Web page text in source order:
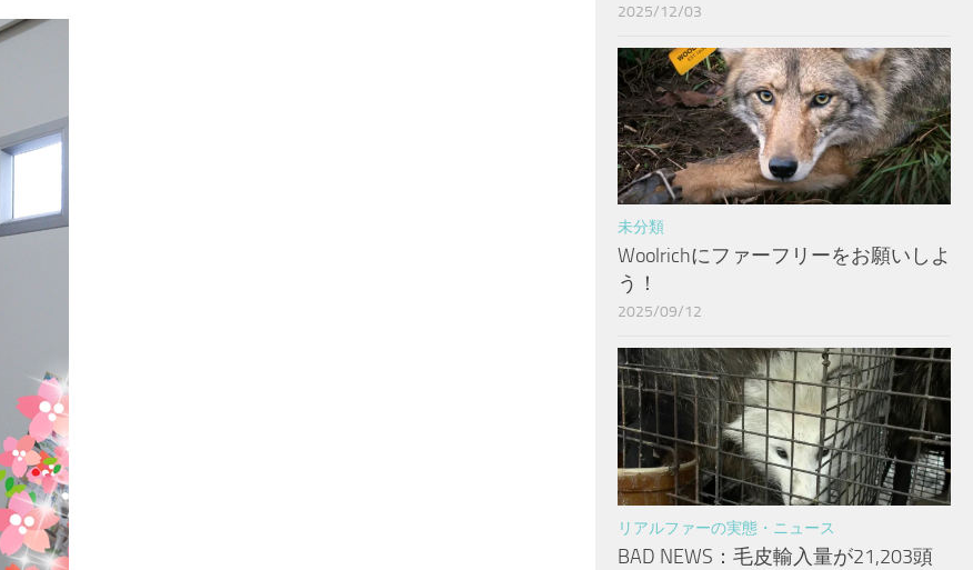
2025/12/03
未分類
Woolrichにファーフリーをお願いしよ
う！
2025/09/12
リアルファーの実態・ニュース
BAD NEWS：毛皮輸入量が21,203頭